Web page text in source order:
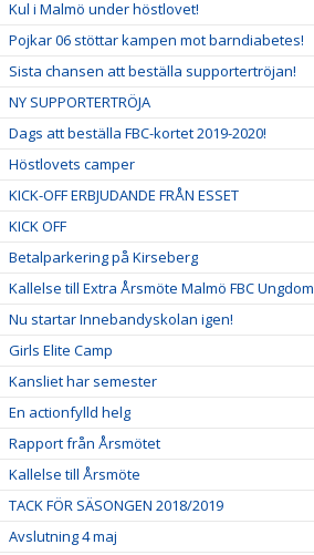
Kul i Malmö under höstlovet!
Pojkar 06 stöttar kampen mot barndiabetes!
Sista chansen att beställa supportertröjan!
NY SUPPORTERTRÖJA
Dags att beställa FBC-kortet 2019-2020!
Höstlovets camper
KICK-OFF ERBJUDANDE FRÅN ESSET
KICK OFF
Betalparkering på Kirseberg
Kallelse till Extra Årsmöte Malmö FBC Ungdom
Nu startar Innebandyskolan igen!
Girls Elite Camp
Kansliet har semester
En actionfylld helg
Rapport från Årsmötet
Kallelse till Årsmöte
TACK FÖR SÄSONGEN 2018/2019
Avslutning 4 maj